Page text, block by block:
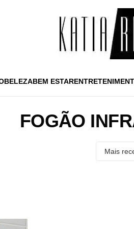
BELEZABEM ESTAR
FOGÃO